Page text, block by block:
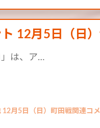
12月5日（日
」は、ア…
月5日（日）町田戦関連コ